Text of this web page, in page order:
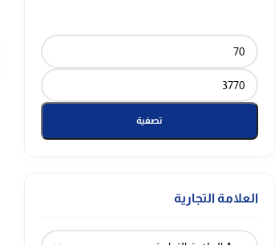
تصفية
العلامة التجارية